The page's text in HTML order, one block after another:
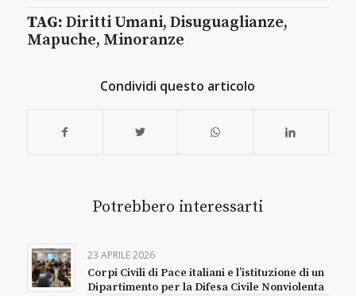
TAG: Diritti Umani, Disuguaglianze,
Mapuche, Minoranze
Condividi questo articolo
Potrebbero interessarti
23 APRILE 2026
Corpi Civili di Pace italiani e l’istituzione di un
Dipartimento per la Difesa Civile Nonviolenta